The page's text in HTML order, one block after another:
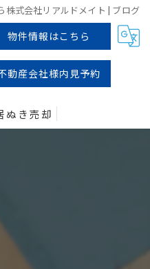
株式会社リアルドメイト | ブログ
物件情報はこちら
動産会社様内見予約
ぬき売却